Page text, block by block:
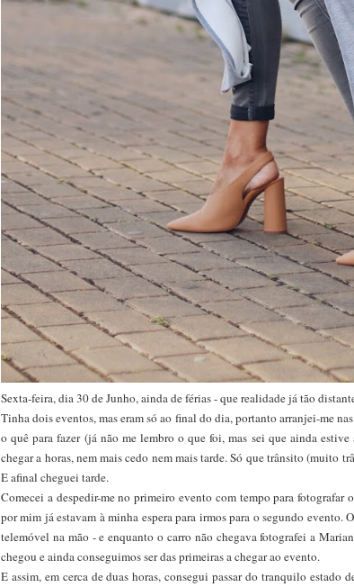
Sexta-feira, dia 30 de Junho, ainda de férias - que realidade já tão
Tinha dois eventos, mas eram só ao final do dia, portanto arranjei-me
o quê para fazer (já não me lembro o que foi, mas sei que ainda
chegar a horas, nem mais cedo nem mais tarde. Só que trânsito (muito
E afinal cheguei tarde.
Comecei a despedir-me no primeiro evento com tempo para
por mim já estavam à minha espera para irmos para o segundo
telemóvel na mão - e enquanto o carro não chegava fotografei a
chegou e ainda conseguimos ser das primeiras a chegar ao evento.
E assim, em cerca de duas horas, consegui passar do tranquilo estado